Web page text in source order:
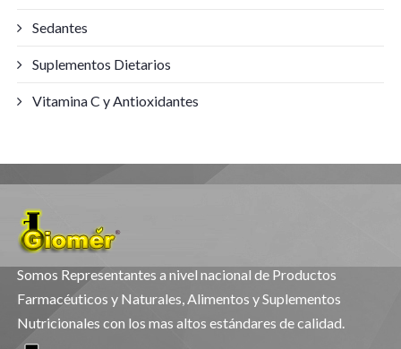
Sedantes
Suplementos Dietarios
Vitamina C y Antioxidantes
Somos Representantes a nivel nacional de Productos
Farmacéuticos y Naturales, Alimentos y Suplementos
Nutricionales con los mas altos estándares de calidad.